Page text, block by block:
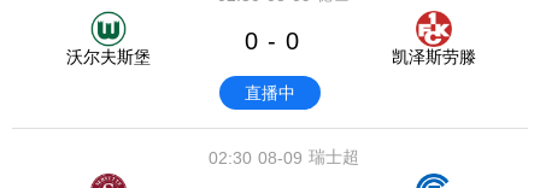
沃尔夫斯堡
0 - 0
凯泽斯劳滕
直播中
08-09
02:30 瑞士超